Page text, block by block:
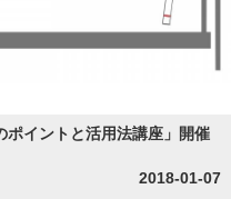
ポイントと活用法講座」開催
2018-01-07